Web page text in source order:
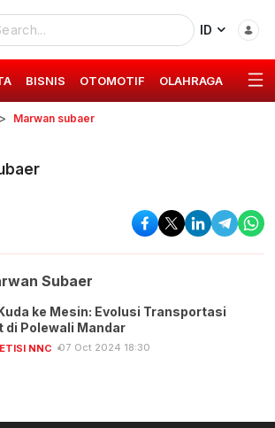
ID
BISNIS OTOMOTIF OLAHRAGA GAYA
Marwan subaer
Subaer
ke Mesin: Evolusi Transportasi
di Polewali Mandar
NNC 07 Oct 2024 18:30